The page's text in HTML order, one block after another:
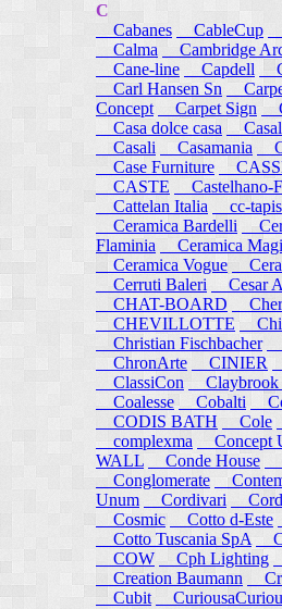
C
Cabanes
CableCup
Calma
Cambridge
Cane-line
Capdell
Carl Hansen Sn
Concept
Carpet Sign
Casa dolce casa
Casali
Casamania
Case Furniture
CASTE
Castelhano-
Cattelan Italia
cc-tapis
Ceramica Bardelli
Flaminia
Ceramica
Ceramica Vogue
Cerruti Baleri
Cesar
CHAT-BOARD
CHEVILLOTTE
Christian Fischbacher
ChronArte
CINIER
ClassiCon
Claybrook
Coalesse
Cobalti
CODIS BATH
Cole
complexma
Concept
WALL
Conde House
Conglomerate
Unum
Cordivari
Cosmic
Cotto d-Este
Cotto Tuscania SpA
COW
Cph Lighting
Creation Baumann
Cubit